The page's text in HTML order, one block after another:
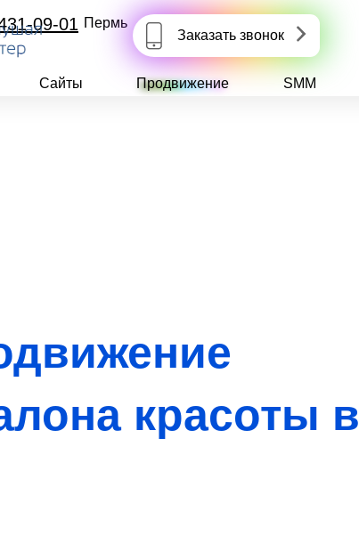
09-01 Пермь
Заказать звонок
Сайты Продвижение SMM
красоты в